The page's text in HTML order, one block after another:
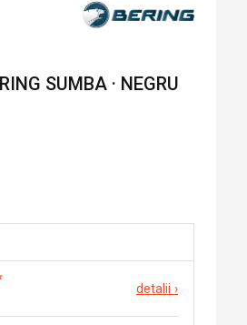
SUMBA · NEGRU
detalii ›